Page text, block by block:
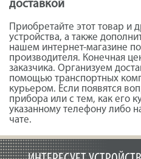
доставкой
Приобретайте этот товар и
устройства, а также
нашем интернет-магазине
производителя. Конечная
заказчика. Организуем
помощью транспортных
курьером. Если появятся
прибора или с тем, как его
указанному телефону либо
чате.